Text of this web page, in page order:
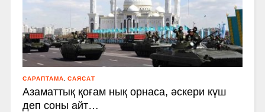
САРАПТАМА САЯСАТ
Азаматтық қоғам нық орнаса, әскери күш
деп соны айт…